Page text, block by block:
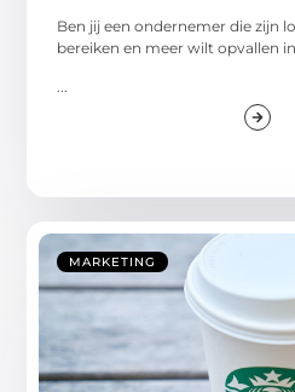
Ben jij een ondernemer die zijn
bereiken en meer wilt opvallen in
...
MARKETING